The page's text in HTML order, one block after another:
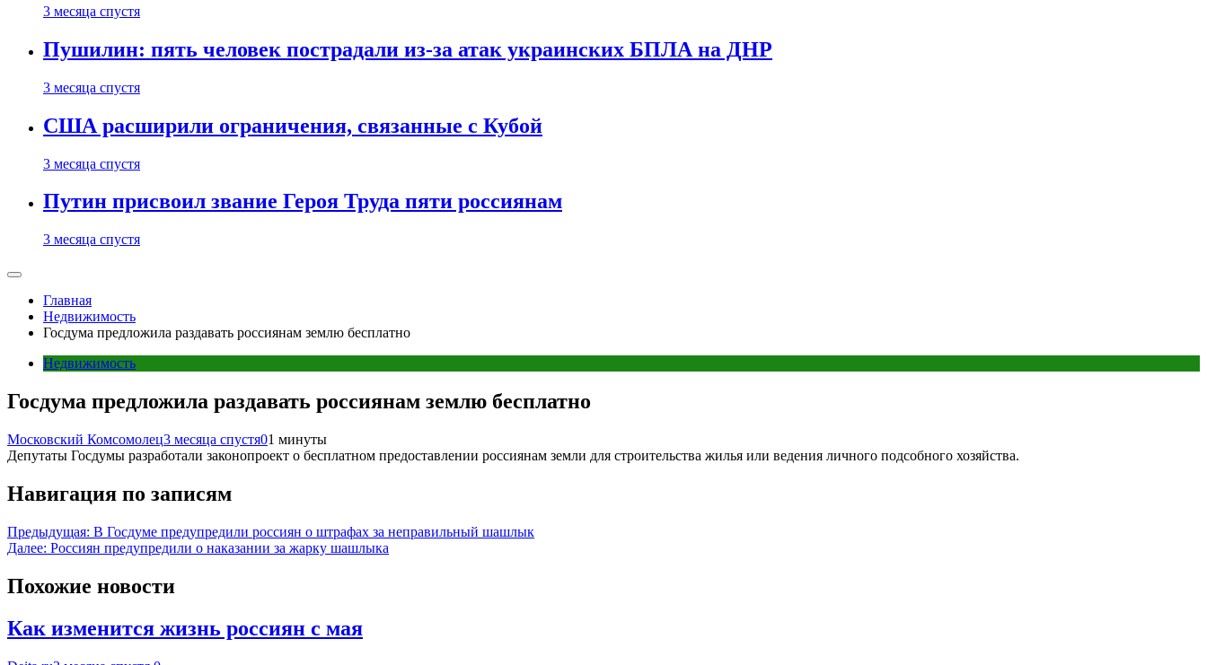
3 месяца спустя
Пушилин: пять человек пострадали из-за атак украинских БПЛА на ДНР
3 месяца спустя
США расширили ограничения, связанные с Кубой
3 месяца спустя
Путин присвоил звание Героя Труда пяти россиянам
3 месяца спустя
Главная
Недвижимость
Госдума предложила раздавать россиянам землю бесплатно
Недвижимость
Госдума предложила раздавать россиянам землю бесплатно
Московский Комсомолец3 месяца спустя01 минуты
Депутаты Госдумы разработали законопроект о бесплатном предоставлении россиянам земли для строительства жилья или ведения личного подсобного хозяйства.
Навигация по записям
Предыдущая: В Госдуме предупредили россиян о штрафах за неправильный шашлык
Далее: Россиян предупредили о наказании за жарку шашлыка
Похожие новости
Как изменится жизнь россиян с мая